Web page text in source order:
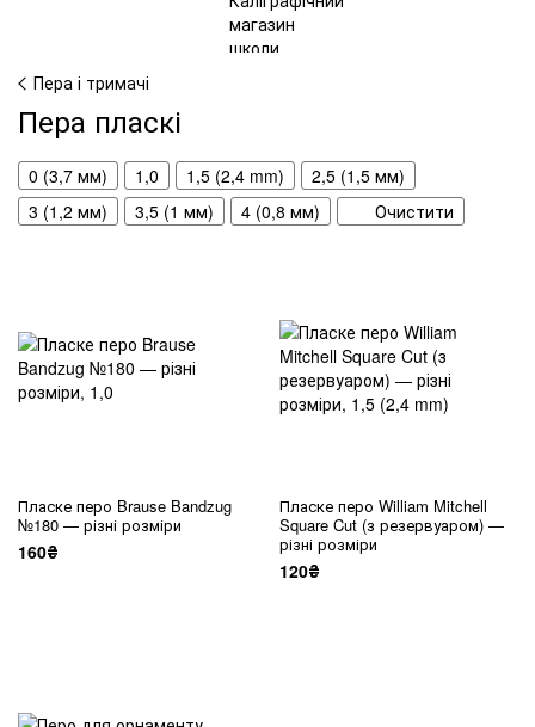
Пера і тримачі
Пера пласкі
0 (3,7 мм) 1,0 1,5 (2,4 mm)
2,5 (1,5 мм)
3 (1,2 мм)
3,5 (1 мм) 4 (0,8 мм) Очистити
Пласке перо Brause Bandzug
№180 — різні розміри
160₴
Пласке перо William Mitchell
Square Cut (з резервуаром) —
різні розміри
120₴